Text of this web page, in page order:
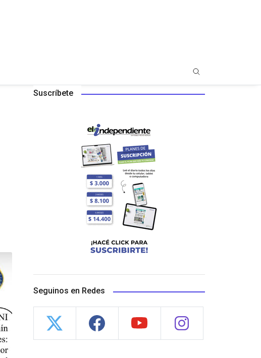
Suscríbete
Seguinos en Redes